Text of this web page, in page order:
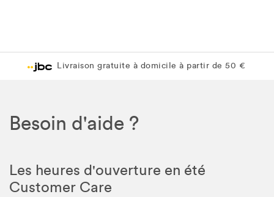
Livraison gratuite à domicile à partir de 50 €
Besoin d'aide ?
Les heures d'ouverture en été
Customer Care